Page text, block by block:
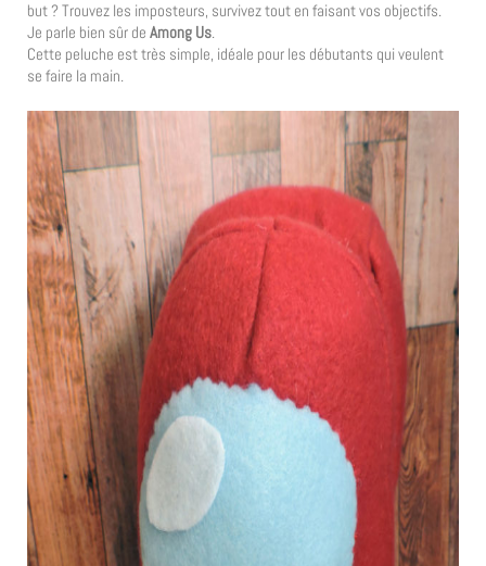
but ? Trouvez les imposteurs, survivez tout en faisant vos objectifs.
Je parle bien sûr de Among Us.
Cette peluche est très simple, idéale pour les débutants qui veulent
se faire la main.